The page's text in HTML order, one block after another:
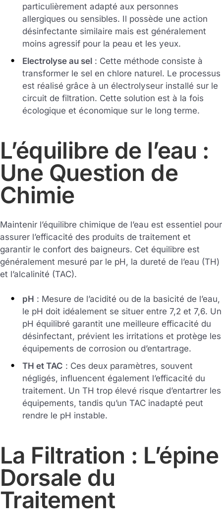
particulièrement adapté aux personnes
allergiques ou sensibles. Il possède une action
désinfectante similaire mais est généralement
moins agressif pour la peau et les yeux.
Electrolyse au sel : Cette méthode consiste à
transformer le sel en chlore naturel. Le processus
est réalisé grâce à un électrolyseur installé sur le
circuit de filtration. Cette solution est à la fois
écologique et économique sur le long terme.
L’équilibre de l’eau :
Une Question de
Chimie
Maintenir l’équilibre chimique de l’eau est essentiel pour
assurer l’efficacité des produits de traitement et
garantir le confort des baigneurs. Cet équilibre est
généralement mesuré par le pH, la dureté de l’eau (TH)
et l’alcalinité (TAC).
pH : Mesure de l’acidité ou de la basicité de l’eau,
le pH doit idéalement se situer entre 7,2 et 7,6. Un
pH équilibré garantit une meilleure efficacité du
désinfectant, prévient les irritations et protège les
équipements de corrosion ou d’entartrage.
TH et TAC : Ces deux paramètres, souvent
négligés, influencent également l’efficacité du
traitement. Un TH trop élevé risque d’entartrer les
équipements, tandis qu’un TAC inadapté peut
rendre le pH instable.
La Filtration : L’épine
Dorsale du
Traitement